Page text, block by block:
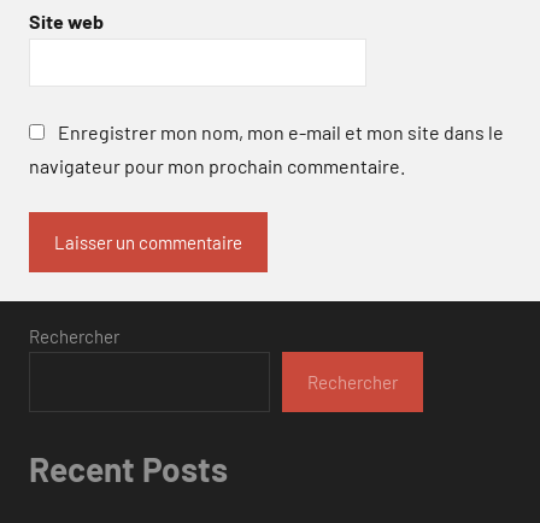
Site web
Enregistrer mon nom, mon e-mail et mon site dans le
navigateur pour mon prochain commentaire.
Rechercher
Rechercher
Recent Posts